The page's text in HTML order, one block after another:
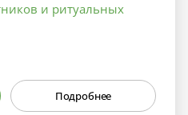
и ритуальных
Подробнее